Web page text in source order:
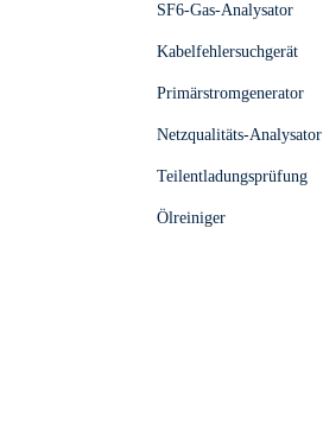
SF6-Gas-Analysator
Kabelfehlersuchgerät
Primärstromgenerator
Netzqualitäts-Analysator
Teilentladungsprüfung
Ölreiniger